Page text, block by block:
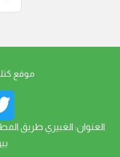
موقع
العنوان: الغبيري طريق